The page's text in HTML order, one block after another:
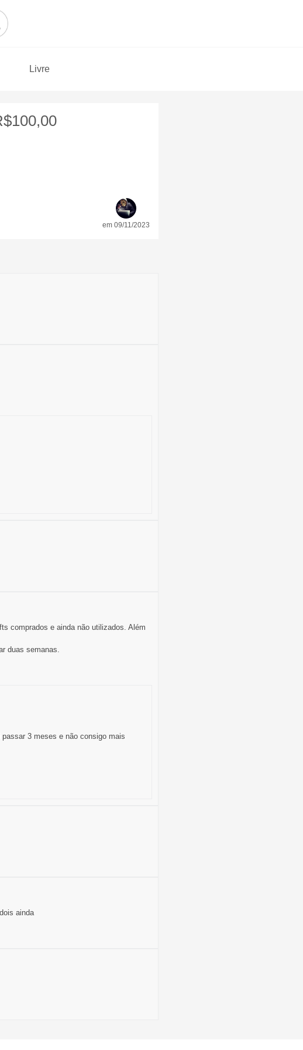
Livre
em 09/11/2023
comprados e ainda não utilizados. Além
duas semanas.
3 meses e não consigo mais
ainda